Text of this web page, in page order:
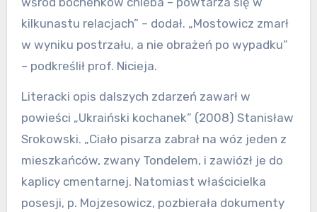
kilkunastu relacjach” – dodał. „Mostowicz zmarł
w wyniku postrzału, a nie obrażeń po wypadku”
– podkreślił prof. Nicieja.
Literacki opis dalszych zdarzeń zawarł w
powieści „Ukraiński kochanek” (2008) Stanisław
Srokowski. „Ciało pisarza zabrał na wóz jeden z
mieszkańców, zwany Tondelem, i zawiózł je do
kaplicy cmentarnej. Natomiast właścicielka
posesji, p. Mojzesowicz, pozbierała dokumenty